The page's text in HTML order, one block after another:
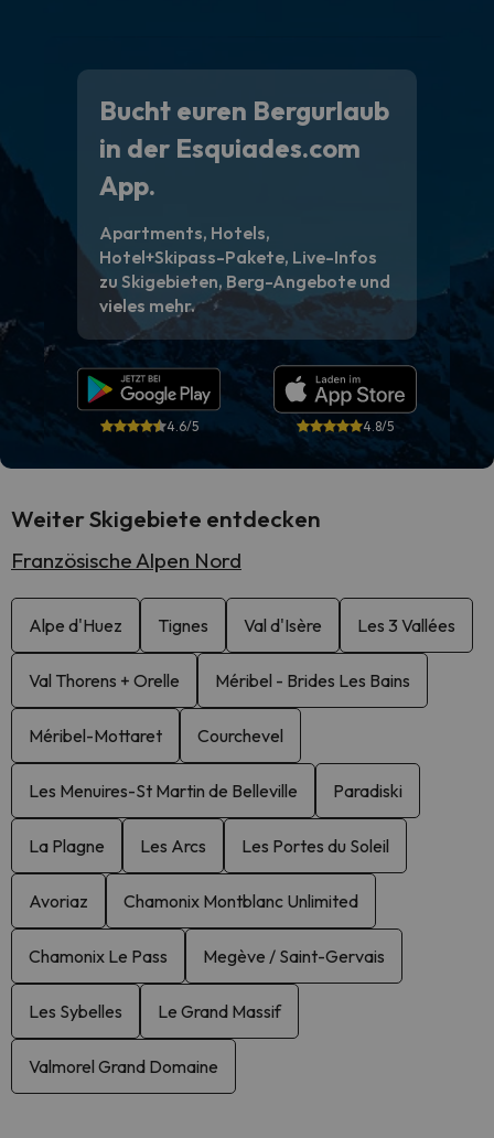
Bucht euren Bergurlaub
in der Esquiades.com
App.
Apartments, Hotels,
Hotel+Skipass-Pakete, Live-Infos
zu Skigebieten, Berg-Angebote und
vieles mehr.
4.6/5 4.8/5
Weiter Skigebiete entdecken
Französische Alpen Nord
Alpe d'Huez Tignes Val d'Isère Les 3 Vallées
Val Thorens + Orelle Méribel - Brides Les Bains
Méribel-Mottaret Courchevel
Les Menuires-St Martin de Belleville Paradiski
La Plagne Les Arcs Les Portes du Soleil
Avoriaz Chamonix Montblanc Unlimited
Chamonix Le Pass Megève / Saint-Gervais
Les Sybelles Le Grand Massif
Valmorel Grand Domaine